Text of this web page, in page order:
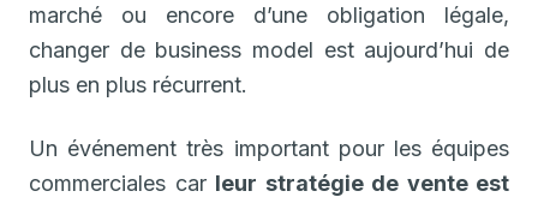
marché ou encore d’une obligation légale,
changer de business model est aujourd’hui de
plus en plus récurrent.
Un événement très important pour les équipes
commerciales car leur stratégie de vente est